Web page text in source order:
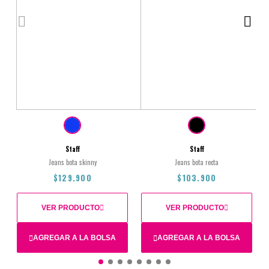
Staff
Jeans bota skinny
$129.900
AGREGAR A LA BOLSA
VER PRODUCTO
Staff
Jeans bota recta
$103.900
AGREGAR A LA BOLSA
VER PRODUCTO